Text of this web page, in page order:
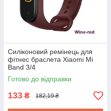
Силіконовий ремінець для
фітнес браслета Xiaomi Mi
Band 3/4
Готово до відправки
133 ₴ 182,19 ₴